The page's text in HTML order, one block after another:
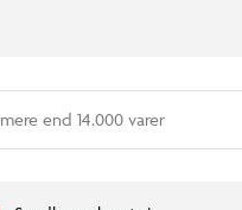
mere end 14.000 varer